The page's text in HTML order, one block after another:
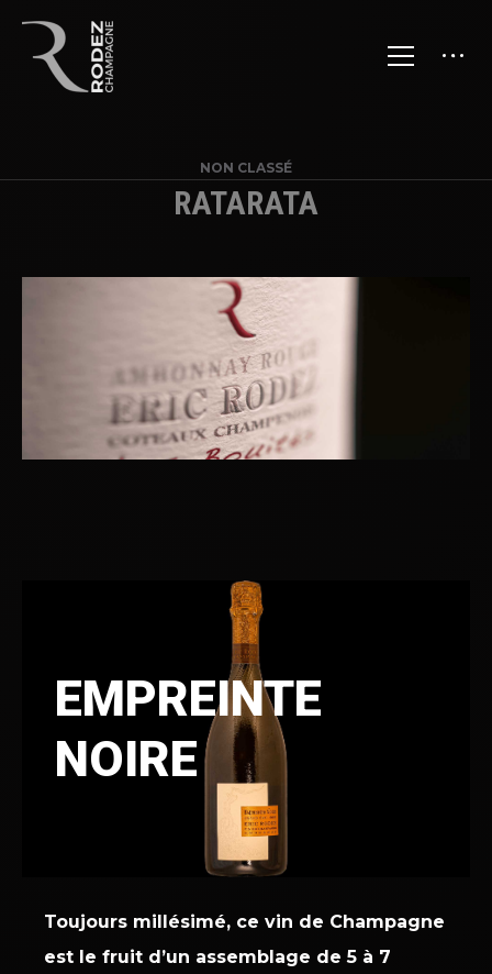
NON CLASSÉ
RATARATA
EMPREINTE
NOIRE
Toujours millésimé, ce vin de Champagne
est le fruit d’un assemblage de 5 à 7